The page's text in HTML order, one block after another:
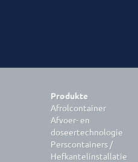
Produkte
Afrolcontainer
Afvoer- en
doseertechnologie
Perscontainers /
Hefkantelinstallatie